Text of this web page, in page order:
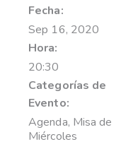
Fecha:
Sep 16, 2020
Hora:
20:30
Categorías de
Evento:
Agenda, Misa de
Miércoles